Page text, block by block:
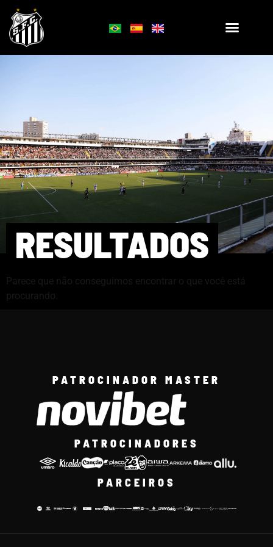
RESULTADOS
Parece que não conseguimos encontrar o que você está
procurando.
PATROCINADOR MASTER
PATROCINADORES
PARCEIROS